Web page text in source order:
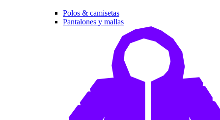
Polos & camisetas
Pantalones y mallas